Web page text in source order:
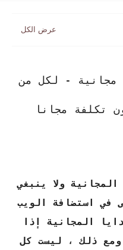
مجانية - لكل من
تكلفة مجانا
ولا ينبغي
في استضافة الويب
المجانية إذا
ذلك ، ليست كل